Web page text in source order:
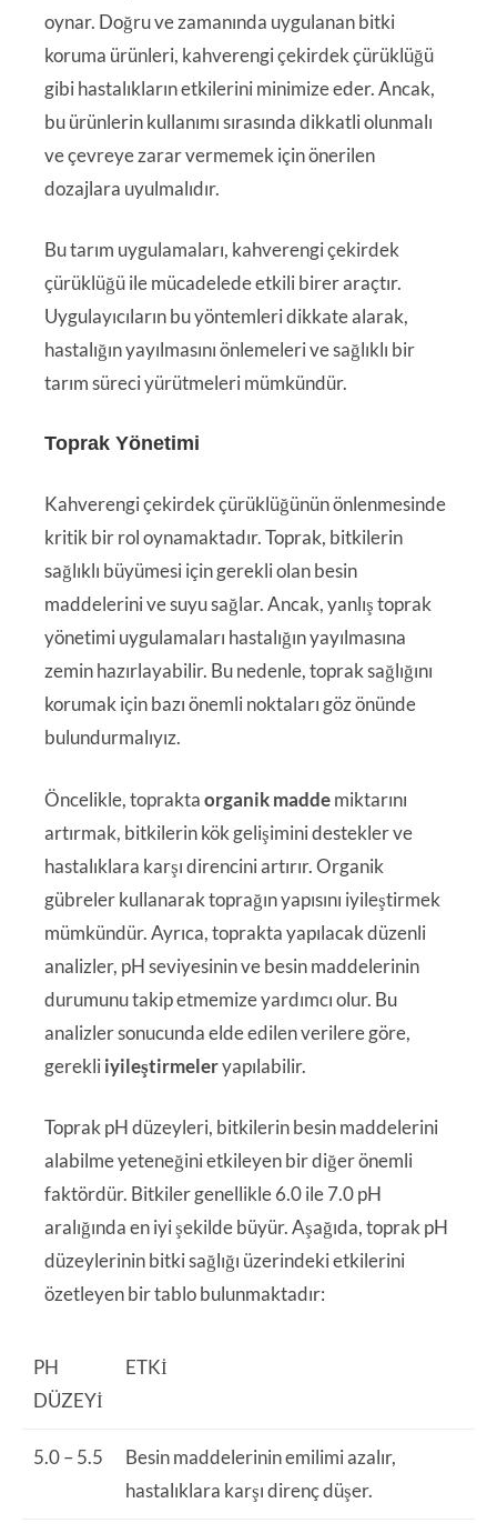
oynar. Doğru ve zamanında uygulanan bitki
koruma ürünleri, kahverengi çekirdek çürüklüğü
gibi hastalıkların etkilerini minimize eder. Ancak,
bu ürünlerin kullanımı sırasında dikkatli olunmalı
ve çevreye zarar vermemek için önerilen
dozajlara uyulmalıdır.
Bu tarım uygulamaları, kahverengi çekirdek
çürüklüğü ile mücadelede etkili birer araçtır.
Uygulayıcıların bu yöntemleri dikkate alarak,
hastalığın yayılmasını önlemeleri ve sağlıklı bir
tarım süreci yürütmeleri mümkündür.
Toprak Yönetimi
Kahverengi çekirdek çürüklüğünün önlenmesinde
kritik bir rol oynamaktadır. Toprak, bitkilerin
sağlıklı büyümesi için gerekli olan besin
maddelerini ve suyu sağlar. Ancak, yanlış toprak
yönetimi uygulamaları hastalığın yayılmasına
zemin hazırlayabilir. Bu nedenle, toprak sağlığını
korumak için bazı önemli noktaları göz önünde
bulundurmalıyız.
Öncelikle, topraktaorganik maddemiktarını
artırmak, bitkilerin kök gelişimini destekler ve
hastalıklara karşı direncini artırır. Organik
gübreler kullanarak toprağın yapısını iyileştirmek
mümkündür. Ayrıca, toprakta yapılacak düzenli
analizler, pH seviyesinin ve besin maddelerinin
durumunu takip etmemize yardımcı olur. Bu
analizler sonucunda elde edilen verilere göre,
gerekliiyileştirmeleryapılabilir.
Toprak pH düzeyleri, bitkilerin besin maddelerini
alabilme yeteneğini etkileyen bir diğer önemli
faktördür. Bitkiler genellikle 6.0 ile 7.0 pH
aralığında en iyi şekilde büyür. Aşağıda, toprak pH
düzeylerinin bitki sağlığı üzerindeki etkilerini
özetleyen bir tablo bulunmaktadır:
PH
DÜZEYI
ETKI
5.0 – 5.5
Besin maddelerinin emilimi azalır,
hastalıklara karşı direnç düşer.